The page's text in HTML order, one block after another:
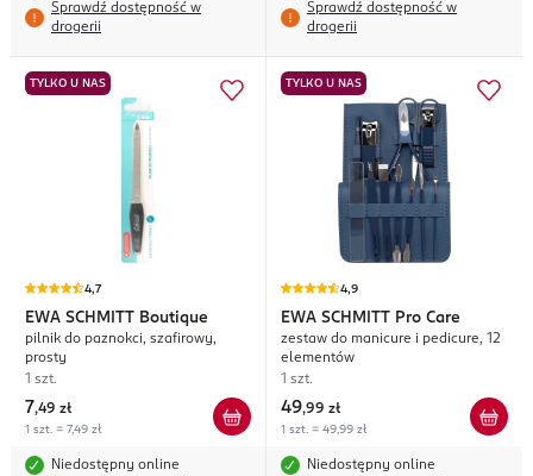
Sprawdź dostępność w
drogerii
Sprawdź dostępność w
drogerii
TYLKO U NAS
4,7
EWA SCHMITT Boutique
pilnik do paznokci, szafirowy,
prosty
1 szt.
7,49 zł
1 szt. = 7,49 zł
Niedostępny online
TYLKO U NAS
4,9
EWA SCHMITT Pro Care
zestaw do manicure i pedicure, 12
elementów
1 szt.
49,99 zł
1 szt. = 49,99 zł
Niedostępny online